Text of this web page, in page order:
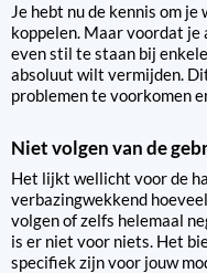
Je hebt nu de kennis om
koppelen. Maar voordat je
even stil te staan bij
absoluut wilt vermijden.
problemen te voorkomen
Niet volgen van de
Het lijkt wellicht voor de
verbazingwekkend
volgen of zelfs helemaal
is er niet voor niets. Het
specifiek zijn voor jouw